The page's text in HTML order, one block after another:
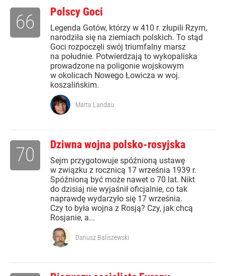
Polscy Goci
Legenda Gotów, którzy w 410 r. złupili Rzym,
narodziła się na ziemiach polskich. To stąd
Goci rozpoczęli swój triumfalny marsz
na południe. Potwierdzają to wykopaliska
prowadzone na poligonie wojskowym
w okolicach Nowego Łowicza w woj.
koszalińskim.
66
Marta Landau
Dziwna wojna polsko-rosyjska
Sejm przygotowuje spóźnioną ustawę
w związku z rocznicą 17 września 1939 r.
Spóźnioną być może nawet o 70 lat. Nikt
do dzisiaj nie wyjaśnił oficjalnie, co tak
naprawdę wydarzyło się 17 września.
Czy to była wojna z Rosją? Czy, jak chcą
Rosjanie, a...
70
Dariusz Baliszewski